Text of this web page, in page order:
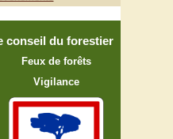
conseil du forestier
Feux de forêts
Vigilance